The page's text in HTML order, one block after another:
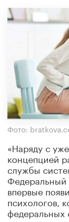
Фото:
«Наряду с
концепцией
службы
впервые
психологов,
федеральных